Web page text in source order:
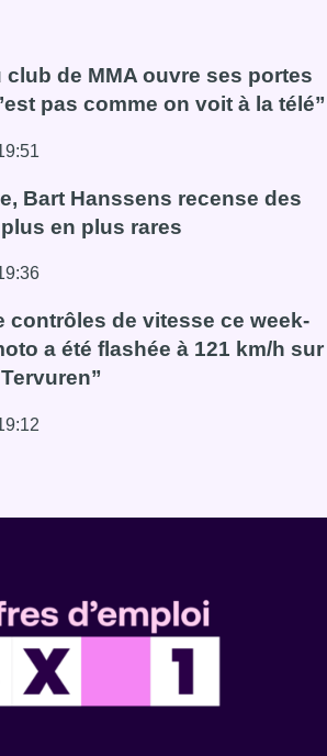
club de MMA ouvre ses portes
pas comme on voit à la télé”
club de MMA ouvre ses portes à
Bart Hanssens recense des
en plus rares
Bart Hanssens recense des
contrôles de vitesse ce week-
a été flashée à 121 km/h sur
de contrôles de vitesse ce week-